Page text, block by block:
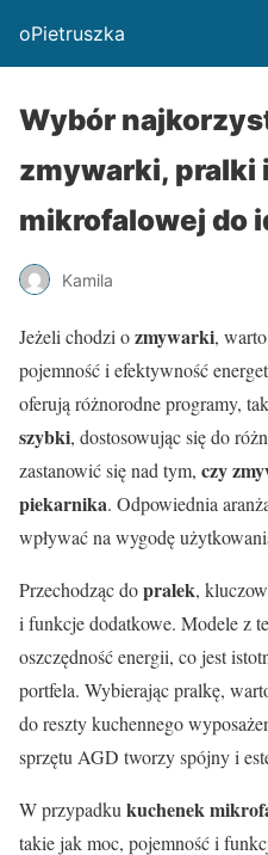
oPietruszka
Wybór
zmywarki, pralki
mikrofalowej do
Kamila
Jeżeli chodzi ozmywarki,
pojemność i efektywność
oferują różnorodne programy,
szybki, dostosowując się do
zastanowić się nad tym, czy
piekarnika. Odpowiednia
wpływać na wygodę
Przechodząc dopralek,
i funkcje dodatkowe. Modele z
oszczędność energii, co jest
portfela. Wybierając pralkę,
do reszty kuchennego
sprzętu AGD tworzy spójny i
W przypadku kuchenek
takie jak moc, pojemność i